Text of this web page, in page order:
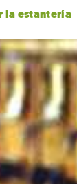
la estantería